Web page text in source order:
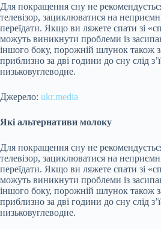
Для покращення сну не
телевізор, зациклюватися на
переїдати. Якщо ви ляжете спати зі
можуть виникнути проблеми із
іншого боку, порожній шлунок також
приблизно за дві години до сну слід
низьковуглеводне.
Джерело: ukr.media
Які альтернативи молоку
Для покращення сну не
телевізор, зациклюватися на
переїдати. Якщо ви ляжете спати зі
можуть виникнути проблеми із
іншого боку, порожній шлунок також
приблизно за дві години до сну слід
низьковуглеводне.